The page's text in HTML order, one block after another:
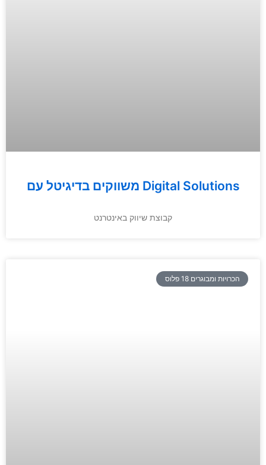
משווקים בדיגיטל עם Digital Solutions
קבוצת שיווק באינטרנט
הכרויות ומבוגרים 18 פלוס